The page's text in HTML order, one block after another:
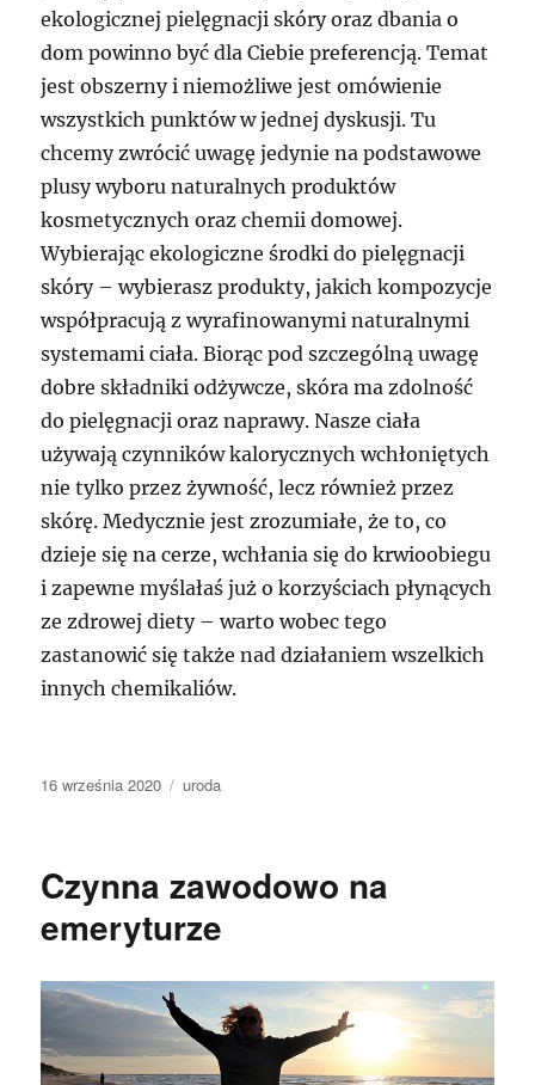
ekologicznej pielęgnacji skóry oraz dbania o
dom powinno być dla Ciebie preferencją. Temat
jest obszerny i niemożliwe jest omówienie
wszystkich punktów w jednej dyskusji. Tu
chcemy zwrócić uwagę jedynie na podstawowe
plusy wyboru naturalnych produktów
kosmetycznych oraz chemii domowej.
Wybierając ekologiczne środki do pielęgnacji
skóry – wybierasz produkty, jakich kompozycje
współpracują z wyrafinowanymi naturalnymi
systemami ciała. Biorąc pod szczególną uwagę
dobre składniki odżywcze, skóra ma zdolność
do pielęgnacji oraz naprawy. Nasze ciała
używają czynników kalorycznych wchłoniętych
nie tylko przez żywność, lecz również przez
skórę. Medycznie jest zrozumiałe, że to, co
dzieje się na cerze, wchłania się do krwioobiegu
i zapewne myślałaś już o korzyściach płynących
ze zdrowej diety – warto wobec tego
zastanowić się także nad działaniem wszelkich
innych chemikaliów.
Data
16 września 2020 Kategorie
uroda
Czynna zawodowo na
emeryturze